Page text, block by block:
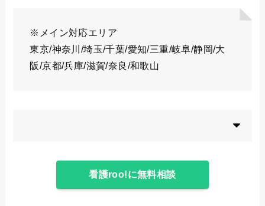
※メイン対応エリア
東京/神奈川/埼玉/千葉/愛知/三重/岐阜/静岡/大
阪/京都/兵庫/滋賀/奈良/和歌山
看護roo!に無料相談